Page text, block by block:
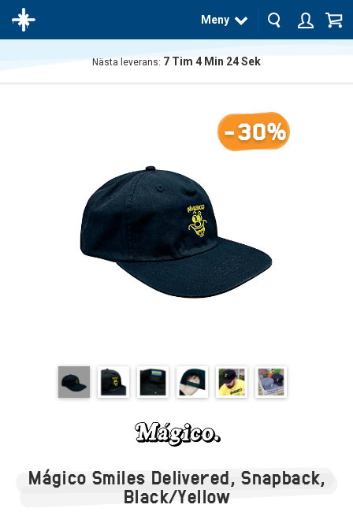
Meny
Nästa leverans: 7 Tim 4 Min 23Sek
-30%
Mágico Smiles Delivered, Snapback,
Black/Yellow